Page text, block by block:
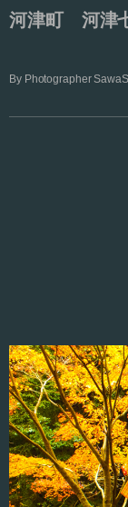
河津町 河津
By Photographer